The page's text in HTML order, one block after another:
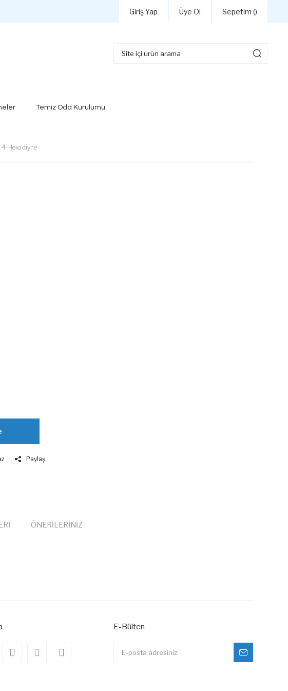
Giriş Yap Üye Ol Sepetim ()
Temiz Oda Kurulumu
Hexadiyne
Paylaş
ÖNERİLERİNİZ
E-Bülten